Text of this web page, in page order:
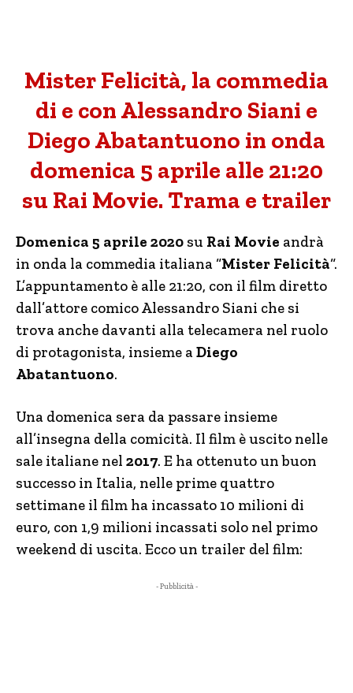
Mister Felicità, la commedia
di e con Alessandro Siani e
Diego Abatantuono in onda
domenica 5 aprile alle 21:20
su Rai Movie. Trama e trailer
Domenica 5 aprile 2020 su Rai Movie andrà
in onda la commedia italiana “Mister Felicità“.
L’appuntamento è alle 21:20, con il film diretto
dall’attore comico Alessandro Siani che si
trova anche davanti alla telecamera nel ruolo
di protagonista, insieme aDiego
Abatantuono.
Una domenica sera da passare insieme
all’insegna della comicità. Il film è uscito nelle
sale italiane nel 2017. E ha ottenuto un buon
successo in Italia, nelle prime quattro
settimane il film ha incassato 10 milioni di
euro, con 1,9 milioni incassati solo nel primo
weekend di uscita. Ecco un trailer del film:
- Pubblicità -